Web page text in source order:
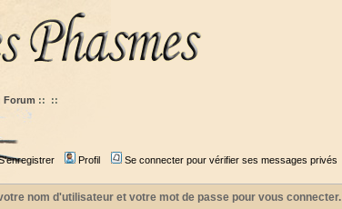
Forum :: ::
Profil Se connecter pour vérifier ses messages privés
nom d'utilisateur et votre mot de passe pour vous connecter.